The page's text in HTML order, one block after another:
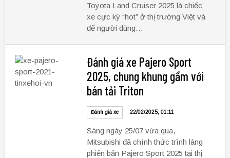
Toyota Land Cruiser 2025 là chiếc
xe cực kỳ “hot” ở thị trường Việt và
để người dùng…
Đánh giá xe Pajero Sport
2025, chung khung gầm với
bán tải Triton
Đánh giá xe 22/02/2025, 01:11
Sáng ngày 25/07 vừa qua,
Mitsubishi đã chính thức trình làng
phiên bản Pajero Sport 2025 tại thị